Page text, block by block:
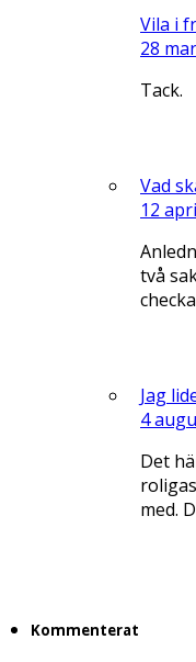
Vila i
28
Tack.
Vad
12
två
Jag
4
Det
med.
Kommenterat